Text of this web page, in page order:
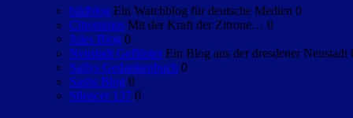
bildblog Ein Watchblog für deutsche Medien 0
Citronimus Mit der Kraft der Zitrone… 0
Jules Blog 0
Neustadt Geflüster Ein Blog aus der dresdener Neustadt
Sallys Gedankenbuch 0
Sashs Blog 0
Silencer 137 0